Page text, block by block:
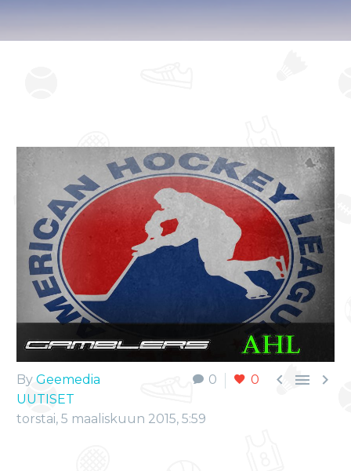
0 0   
By Geemedia
UUTISET
torstai, 5 maaliskuun 2015, 5:59